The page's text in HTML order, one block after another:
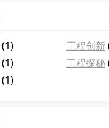
(1) 工程创新
(1) 工程探秘
(1)